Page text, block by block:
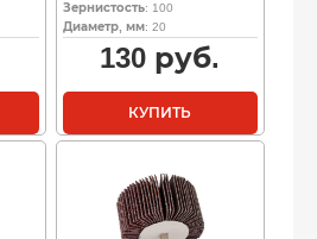
Зернистость: 100
Диаметр, мм: 20
130 руб.
КУПИТЬ